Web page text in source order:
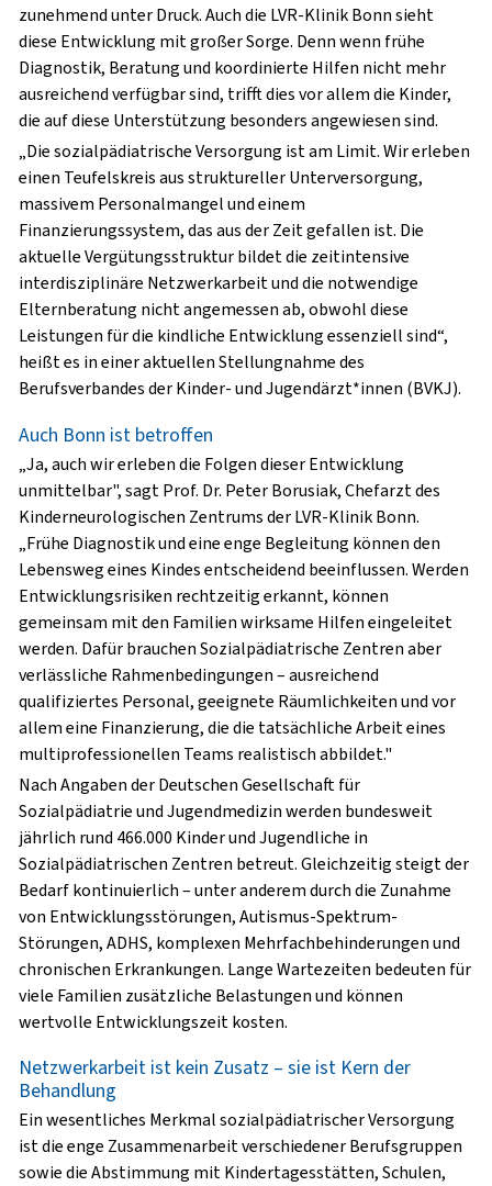
zunehmend unter Druck. Auch die LVR-Klinik Bonn sieht
diese Entwicklung mit großer Sorge. Denn wenn frühe
Diagnostik, Beratung und koordinierte Hilfen nicht mehr
ausreichend verfügbar sind, trifft dies vor allem die Kinder,
die auf diese Unterstützung besonders angewiesen sind.
„Die sozialpädiatrische Versorgung ist am Limit. Wir erleben
einen Teufelskreis aus struktureller Unterversorgung,
massivem Personalmangel und einem
Finanzierungssystem, das aus der Zeit gefallen ist. Die
aktuelle Vergütungsstruktur bildet die zeitintensive
interdisziplinäre Netzwerkarbeit und die notwendige
Elternberatung nicht angemessen ab, obwohl diese
Leistungen für die kindliche Entwicklung essenziell sind“,
heißt es in einer aktuellen Stellungnahme des
Berufsverbandes der Kinder- und Jugendärzt*innen (BVKJ).
Auch Bonn ist betroffen
„Ja, auch wir erleben die Folgen dieser Entwicklung
unmittelbar", sagt Prof. Dr. Peter Borusiak, Chefarzt des
Kinderneurologischen Zentrums der LVR-Klinik Bonn.
„Frühe Diagnostik und eine enge Begleitung können den
Lebensweg eines Kindes entscheidend beeinflussen. Werden
Entwicklungsrisiken rechtzeitig erkannt, können
gemeinsam mit den Familien wirksame Hilfen eingeleitet
werden. Dafür brauchen Sozialpädiatrische Zentren aber
verlässliche Rahmenbedingungen – ausreichend
qualifiziertes Personal, geeignete Räumlichkeiten und vor
allem eine Finanzierung, die die tatsächliche Arbeit eines
multiprofessionellen Teams realistisch abbildet."
Nach Angaben der Deutschen Gesellschaft für
Sozialpädiatrie und Jugendmedizin werden bundesweit
jährlich rund 466.000 Kinder und Jugendliche in
Sozialpädiatrischen Zentren betreut. Gleichzeitig steigt der
Bedarf kontinuierlich – unter anderem durch die Zunahme
von Entwicklungsstörungen, Autismus-Spektrum-
Störungen, ADHS, komplexen Mehrfachbehinderungen und
chronischen Erkrankungen. Lange Wartezeiten bedeuten für
viele Familien zusätzliche Belastungen und können
wertvolle Entwicklungszeit kosten.
Netzwerkarbeit ist kein Zusatz – sie ist Kern der
Behandlung
Ein wesentliches Merkmal sozialpädiatrischer Versorgung
ist die enge Zusammenarbeit verschiedener Berufsgruppen
sowie die Abstimmung mit Kindertagesstätten, Schulen,